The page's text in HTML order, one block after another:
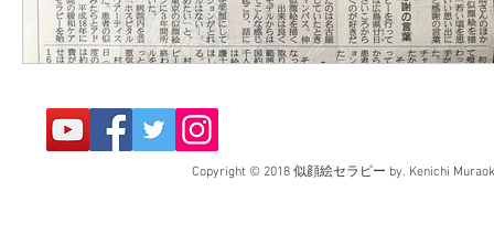
Copyright © 2018 似顔絵セラピー by. Kenichi